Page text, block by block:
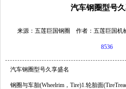
汽车钢圈型号
来源：五莲巨国钢圈 作者：五莲巨国机
8536
汽车钢圈型号久享盛名
钢圈与车胎(Wheelrim，Tire)1.轮胎面